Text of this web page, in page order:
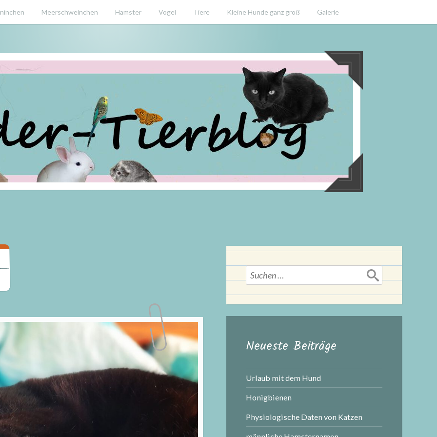
Meerschweinchen Hamster Vögel Tiere Kleine Hunde ganz groß Galerie
Suchen
nach:
Neueste Beiträge
Urlaub mit dem Hund
Honigbienen
Physiologische Daten von Katzen